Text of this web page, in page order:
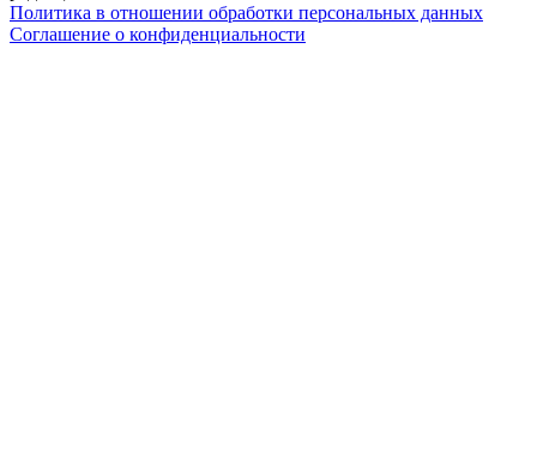
Политика в отношении обработки персональных данных
Соглашение о конфиденциальности